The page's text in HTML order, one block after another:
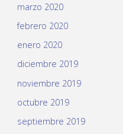
marzo 2020
febrero 2020
enero 2020
diciembre 2019
noviembre 2019
octubre 2019
septiembre 2019